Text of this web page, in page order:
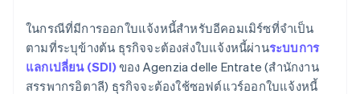
ในกรณีที่มีการออกใบแจ้งหนี้สําหรับอีคอมเมิร์ซที่จำเป็น
ตามที่ระบุข้างต้น ธุรกิจจะต้องส่งใบแจ้งหนี้ผ่านระบบการ
แลกเปลี่ยน (SDI)ของ Agenzia delle Entrate (สํานักงาน
สรรพากรอิตาลี) ธุรกิจจะต้องใช้ซอฟต์แวร์ออกใบแจ้งหนี้